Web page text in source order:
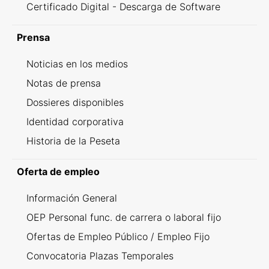
Certificado Digital - Descarga de Software
Prensa
Noticias en los medios
Notas de prensa
Dossieres disponibles
Identidad corporativa
Historia de la Peseta
Oferta de empleo
Información General
OEP Personal func. de carrera o laboral fijo
Ofertas de Empleo Público / Empleo Fijo
Convocatoria Plazas Temporales